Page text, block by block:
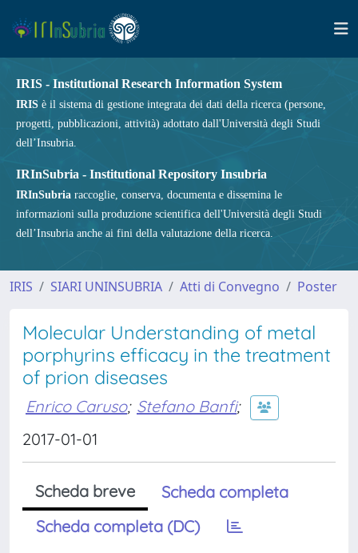
IRIS - Institutional Research Information System
IRIS è il sistema di gestione integrata dei dati della ricerca (persone,
progetti, pubblicazioni, attività) adottato dall'Università degli Studi
dell’Insubria.
IRInSubria - Institutional Repository Insubria
IRInSubria raccoglie, conserva, documenta e dissemina le
informazioni sulla produzione scientifica dell'Università degli Studi
dell’Insubria anche ai fini della valutazione della ricerca.
IRIS SIARI UNINSUBRIA Atti di Convegno Poster
Molecular Understanding of metal
porphyrins efficacy in the treatment
of prion diseases
Enrico Caruso; Stefano Banfi;
2017-01-01
Scheda breve
Scheda completa
Scheda completa (DC)